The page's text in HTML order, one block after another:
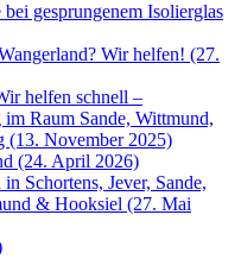
gesprungenem Isolierglas
Wir helfen! (27.
helfen schnell –
Raum Sande, Wittmund,
(13. November 2025)
(24. April 2026)
Schortens, Jever, Sande,
& Hooksiel (27. Mai